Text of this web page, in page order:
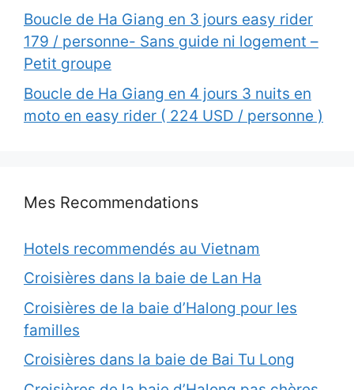
Boucle de Ha Giang en 3 jours easy rider
179 / personne- Sans guide ni logement –
Petit groupe
Boucle de Ha Giang en 4 jours 3 nuits en
moto en easy rider ( 224 USD / personne )
Mes Recommendations
Hotels recommendés au Vietnam
Croisières dans la baie de Lan Ha
Croisières de la baie d’Halong pour les
familles
Croisières dans la baie de Bai Tu Long